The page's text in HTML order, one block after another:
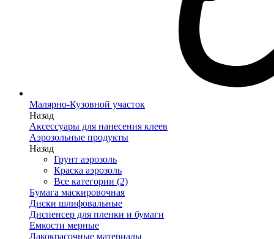
Малярно-Кузовной участок
Назад
Аксессуары для нанесения клеев
Аэрозольные продукты
Назад
Грунт аэрозоль
Краска аэрозоль
Все категории (2)
Бумага маскировочная
Диски шлифовальные
Диспенсер для пленки и бумаги
Емкости мерные
Лакокрасочные материалы